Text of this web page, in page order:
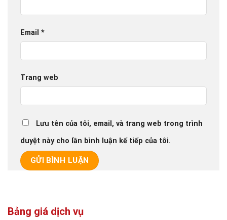
Email *
Trang web
Lưu tên của tôi, email, và trang web trong trình
duyệt này cho lần bình luận kế tiếp của tôi.
Bảng giá dịch vụ